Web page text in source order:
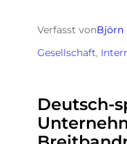
Verfasst vonBjörn
Gesellschaft,
Deutsch-